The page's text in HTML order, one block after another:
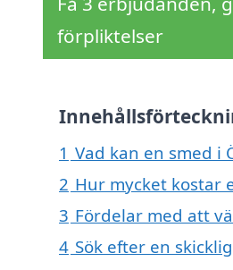
förpliktelser
1 Vad kan en smed i
2 Hur mycket kostar
3 Fördelar med att
4 Sök efter en